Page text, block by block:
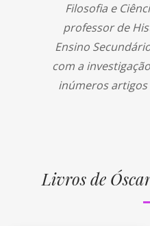
Filosofia e
professor de
Ensino
com a
inúmeros
Livros de